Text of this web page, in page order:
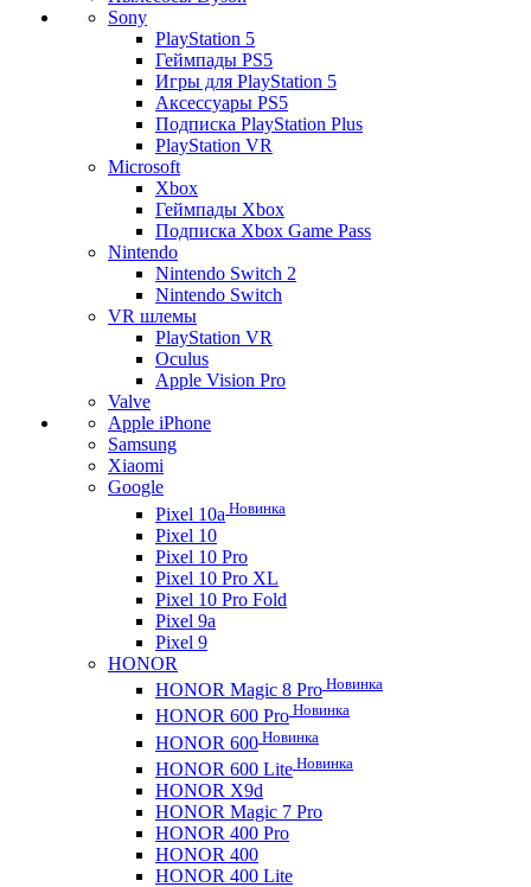
Sony
PlayStation 5
Геймпады PS5
Игры для PlayStation 5
Аксессуары PS5
Подписка PlayStation Plus
PlayStation VR
Microsoft
Xbox
Геймпады Xbox
Подписка Xbox Game Pass
Nintendo
Nintendo Switch 2
Nintendo Switch
VR шлемы
PlayStation VR
Oculus
Apple Vision Pro
Valve
Apple iPhone
Samsung
Xiaomi
Google
Pixel 10a Новинка
Pixel 10
Pixel 10 Pro
Pixel 10 Pro XL
Pixel 10 Pro Fold
Pixel 9a
Pixel 9
HONOR
HONOR Magic 8 Pro Новинка
HONOR 600 Pro Новинка
HONOR 600 Новинка
HONOR 600 Lite Новинка
HONOR X9d
HONOR Magic 7 Pro
HONOR 400 Pro
HONOR 400
HONOR 400 Lite